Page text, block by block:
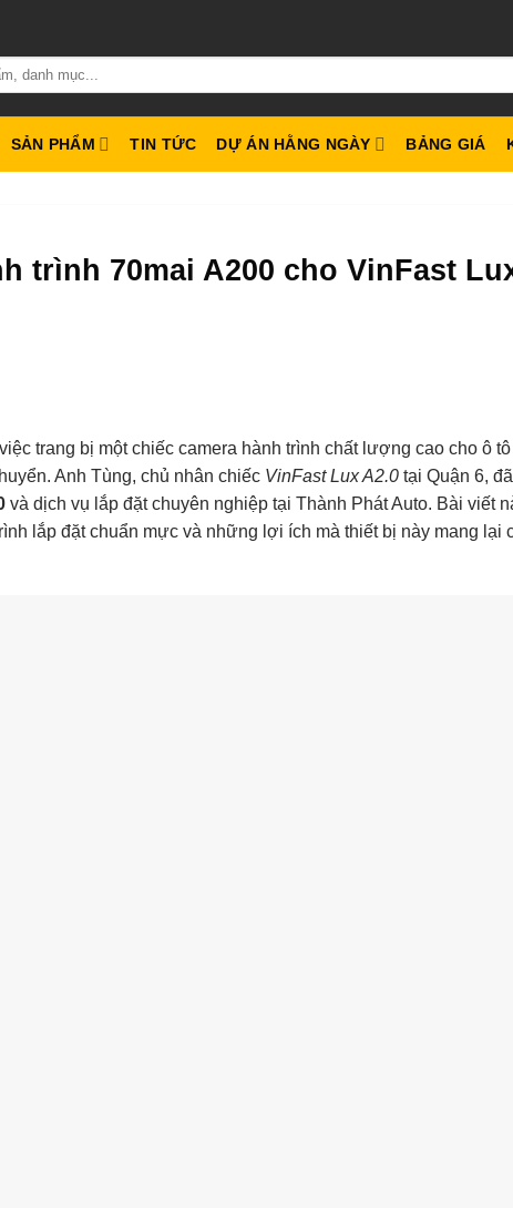
SẢN PHẨM TIN TỨC DỰ ÁN HẰNG NGÀY BẢNG GIÁ
trình 70mai A200 cho VinFast
trang bị một chiếc camera hành trình chất lượng cao cho ô
Anh Tùng, chủ nhân chiếc VinFast Lux A2.0 tại Quận 6,
và dịch vụ lắp đặt chuyên nghiệp tại Thành Phát Auto. Bài viết
lắp đặt chuẩn mực và những lợi ích mà thiết bị này mang lại